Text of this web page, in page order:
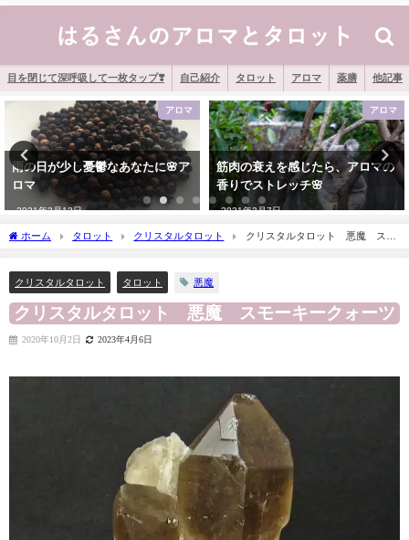
目を閉じて深呼吸して一枚タップ❣️ 自己紹介 タロット アロマ 薬膳 他記事
アロマ
筋肉の衰えを感じたら、アロマの
香りでストレッチ🌸
2021年3月7日
薬膳
髪に、肌に「貴族の美容食」クル
ミ
2020年10月26日
ホーム タロット クリスタルタロット
クリスタルタロット 悪魔 スモ
クリスタルタロット タロット 悪魔
クリスタルタロット 悪魔 スモーキークォーツ
2020年10月2日 2023年4月6日